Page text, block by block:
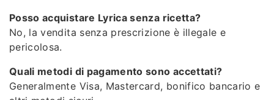
Posso acquistare Lyrica senza ricetta?
No, la vendita senza prescrizione è illegale e
pericolosa.
Quali metodi di pagamento sono accettati?
Generalmente Visa, Mastercard, bonifico bancario e